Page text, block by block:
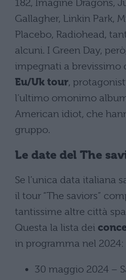
182, Imagine Dragons,
Gallagher, Linkin Park,
Placebo, Radiohead,
alcuni. I Green Day,
impegnati a brevissimo
Eu/Uk tour,
l’ultimo omonimo
American idiot, che
gruppo.
Le date del The
Se l’unica data italiana
il tour “The saviors”
tantissime altre città
Questa la lista dei
in programma nel 2024:
30 maggio 2024 –